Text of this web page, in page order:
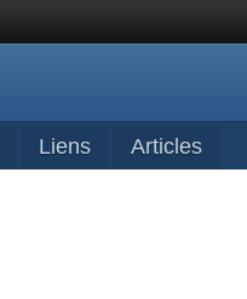
Liens Articles